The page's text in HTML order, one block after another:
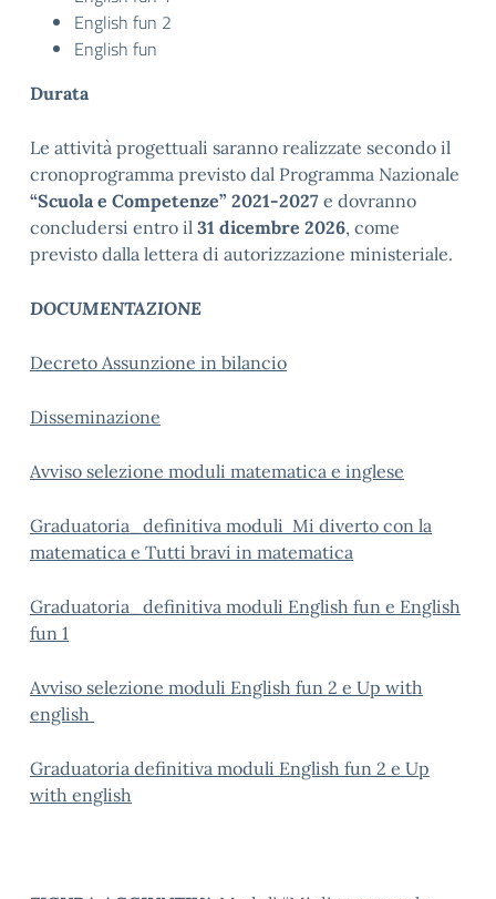
English fun 2
English fun
Durata
Le attività progettuali saranno realizzate secondo il
cronoprogramma previsto dal Programma Nazionale
“Scuola e Competenze” 2021-2027 e dovranno
concludersi entro il 31 dicembre 2026, come
previsto dalla lettera di autorizzazione ministeriale.
DOCUMENTAZIONE
Decreto Assunzione in bilancio
Disseminazione
Avviso selezione moduli matematica e inglese
Graduatoria_definitiva moduli Mi diverto con la
matematica e Tutti bravi in matematica
Graduatoria_definitiva moduli English fun e English
fun 1
Avviso selezione moduli English fun 2 e Up with
english
Graduatoria definitiva moduli English fun 2 e Up
with english